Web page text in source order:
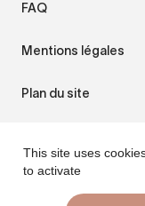
FAQ
Mentions légales
Plan du site
Gestion des cookies
This site uses
to activate